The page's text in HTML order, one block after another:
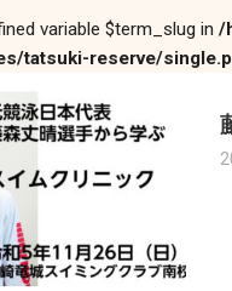
variable $term_slug in /
tatsuki-reserve/